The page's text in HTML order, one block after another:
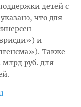
детей с
что для
и
Также
млрд руб. для